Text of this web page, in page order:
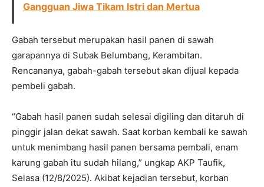
Gangguan Jiwa Tikam Istri dan Mertua
Gabah tersebut merupakan hasil panen di sawah
garapannya di Subak Belumbang, Kerambitan.
Rencananya, gabah-gabah tersebut akan dijual kepada
pembeli gabah.
“Gabah hasil panen sudah selesai digiling dan ditaruh di
pinggir jalan dekat sawah. Saat korban kembali ke sawah
untuk menimbang hasil panen bersama pembali, enam
karung gabah itu sudah hilang,” ungkap AKP Taufik,
Selasa (12/8/2025). Akibat kejadian tersebut, korban